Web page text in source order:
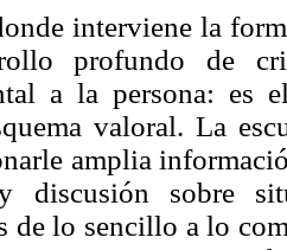
interviene la
profundo de
a la persona: es
valoral. La
amplia
discusión sobre
de lo sencillo a lo